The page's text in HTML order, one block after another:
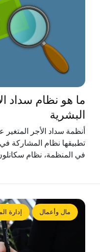
ما هو نظام سداد
البشرية
أنظمة سداد الأجر
تطبيقها نظام المشاركة
في المنظمة، نظام
مال وأعمال إدارة